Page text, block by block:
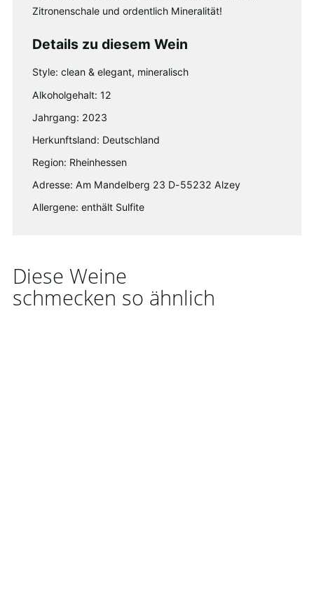
Zitronenschale und ordentlich Mineralität!
Details zu diesem Wein
Style: clean & elegant, mineralisch
Alkoholgehalt: 12
Jahrgang: 2023
Herkunftsland: Deutschland
Region: Rheinhessen
Adresse: Am Mandelberg 23 D-55232 Alzey
Allergene: enthält Sulfite
Diese Weine
schmecken so ähnlich